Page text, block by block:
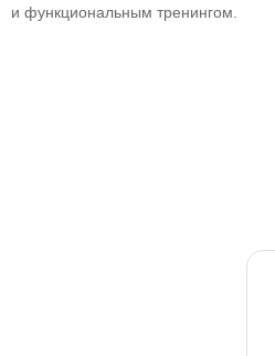
и функциональным тренингом.